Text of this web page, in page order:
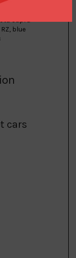
Supra
blue
cars